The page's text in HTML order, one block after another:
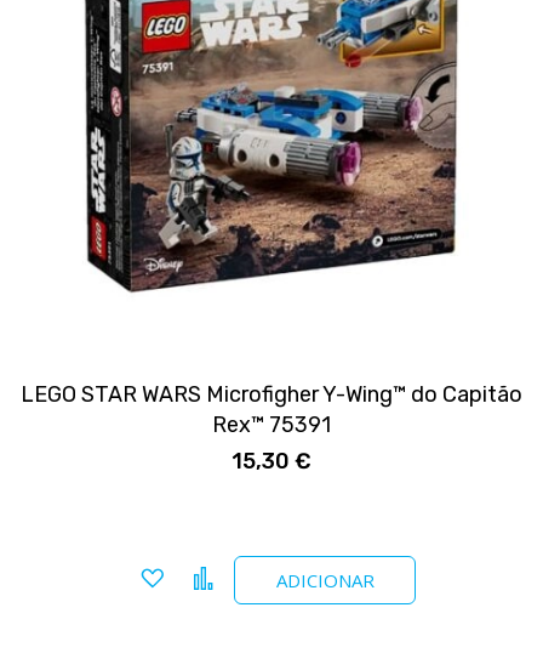
LEGO STAR WARS Microfigher Y-Wing™ do Capitão
Rex™ 75391
15,30 €
ADICIONAR
Adicionar a favoritos
Comparar